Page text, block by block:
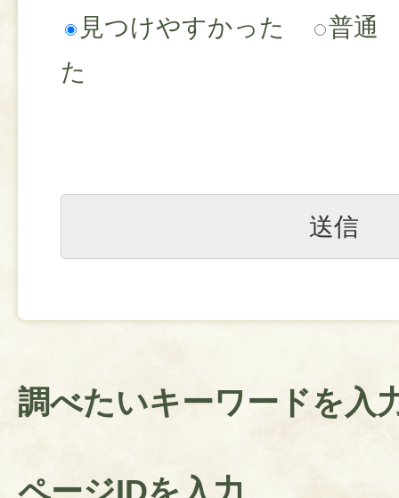
見つけやすかった
普通
た
調べたいキーワードを入